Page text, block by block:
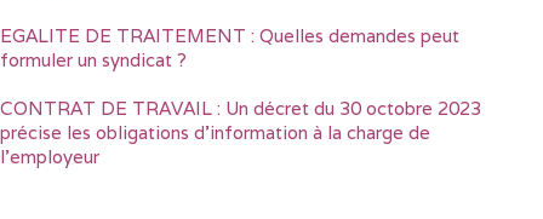
EGALITE DE TRAITEMENT : Quelles demandes peut
formuler un syndicat ?
CONTRAT DE TRAVAIL : Un décret du 30 octobre 2023
précise les obligations d’information à la charge de
l’employeur